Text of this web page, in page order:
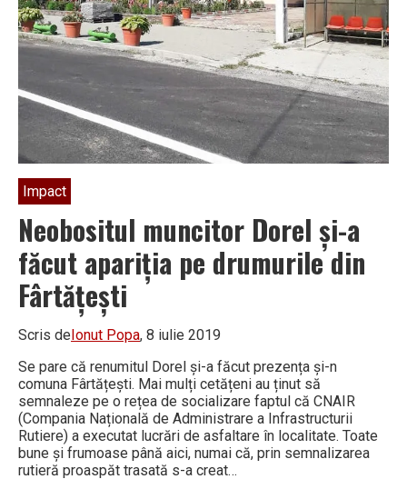
un
semn
de
la
de
trei
ani
și
acum
ne
Impact
Neobositul muncitor Dorel și-a
făcut apariția pe drumurile din
Fârtățești
Scris deIonut Popa, 8 iulie 2019
Se pare că renumitul Dorel și-a făcut prezența și-n
comuna Fârtățești. Mai mulți cetățeni au ținut să
semnaleze pe o rețea de socializare faptul că CNAIR
(Compania Națională de Administrare a Infrastructurii
Rutiere) a executat lucrări de asfaltare în localitate. Toate
bune și frumoase până aici, numai că, prin semnalizarea
rutieră proaspăt trasată s-a creat…